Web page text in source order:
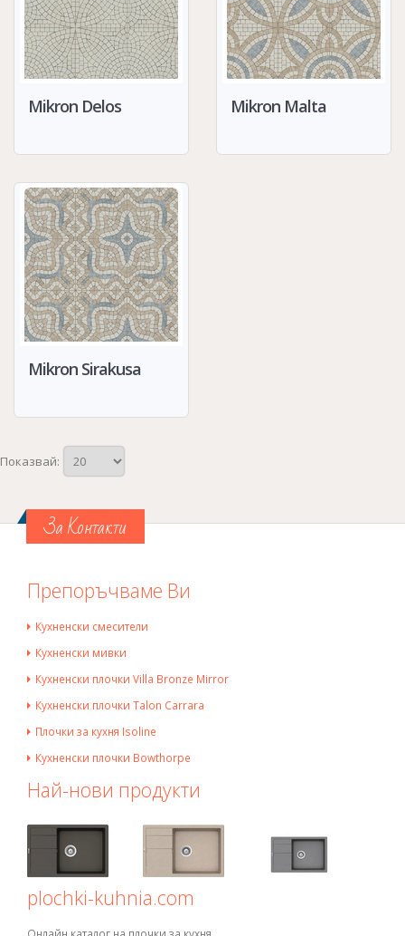
Mikron Delos Mikron Malta
Mikron Sirakusa
Показвай:
За Контакти
Препоръчваме Ви
Кухненски смесители
Кухненски мивки
Кухненски плочки Villa Bronze Mirror
Кухненски плочки Talon Carrara
Плочки за кухня Isoline
Кухненски плочки Bowthorpe
Най-нови продукти
plochki-kuhnia.com